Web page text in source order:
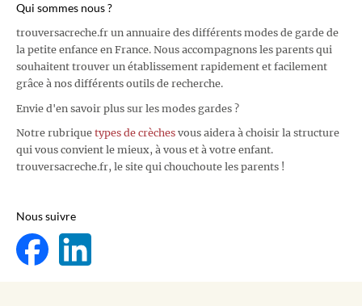
Qui sommes nous ?
trouversacreche.fr un annuaire des différents modes de garde de
la petite enfance en France. Nous accompagnons les parents qui
souhaitent trouver un établissement rapidement et facilement
grâce à nos différents outils de recherche.
Envie d'en savoir plus sur les modes gardes ?
Notre rubrique types de crèches vous aidera à choisir la structure
qui vous convient le mieux, à vous et à votre enfant.
trouversacreche.fr, le site qui chouchoute les parents !
Nous suivre